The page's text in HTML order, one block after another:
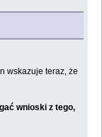
wskazuje teraz, że
wnioski z tego,